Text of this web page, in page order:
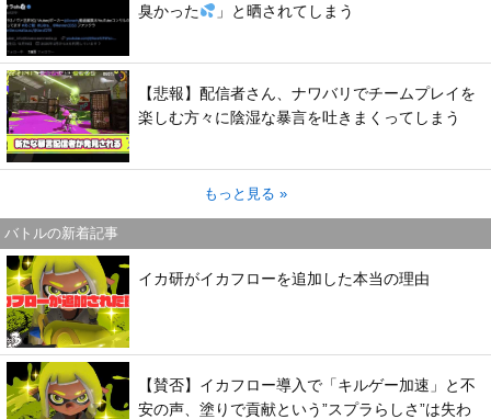
臭かった
」と晒されてしまう
【悲報】配信者さん、ナワバリでチームプレイを
楽しむ方々に陰湿な暴言を吐きまくってしまう
もっと見る »
バトルの新着記事
イカ研がイカフローを追加した本当の理由
【賛否】イカフロー導入で「キルゲー加速」と不
安の声、塗りで貢献という”スプラらしさ”は失わ